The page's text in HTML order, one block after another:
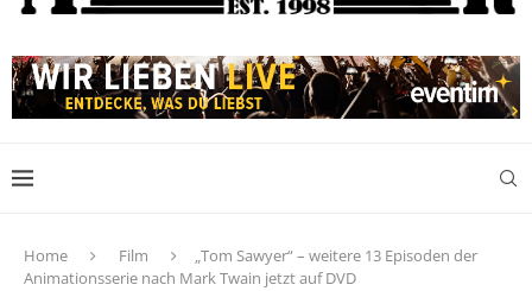
Home Film
„Tom Sawyer“ – weitere 13 Episoden der
Animationsserie nach Mark Twain jetzt auf DVD